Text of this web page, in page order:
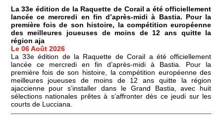
La 33e édition de la Raquette de Corail a été officiellement
lancée ce mercredi en fin d’après-midi à Bastia. Pour la
première fois de son histoire, la compétition européenne
des meilleures joueuses de moins de 12 ans quitte la
région aja
Le 06 Août 2026
La 33e édition de la Raquette de Corail a été officiellement
lancée ce mercredi en fin d’après-midi à Bastia. Pour la
première fois de son histoire, la compétition européenne des
meilleures joueuses de moins de 12 ans quitte la région
ajaccienne pour s’installer dans le Grand Bastia, avec huit
sélections nationales prêtes à s’affronter dès ce jeudi sur les
courts de Lucciana.